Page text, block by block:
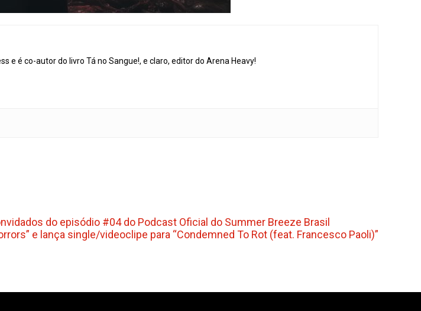
e é co-autor do livro Tá no Sangue!, e claro, editor do Arena Heavy!
do episódio #04 do Podcast Oficial do Summer Breeze Brasil
e lança single/videoclipe para “Condemned To Rot (feat. Francesco Paoli)”